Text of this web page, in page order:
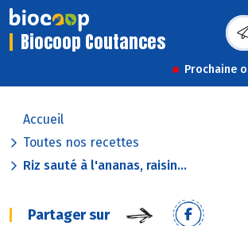
Biocoop Coutances
Prochaine
Accueil
Toutes nos recettes
Riz sauté à l'ananas, raisin...
Partager sur